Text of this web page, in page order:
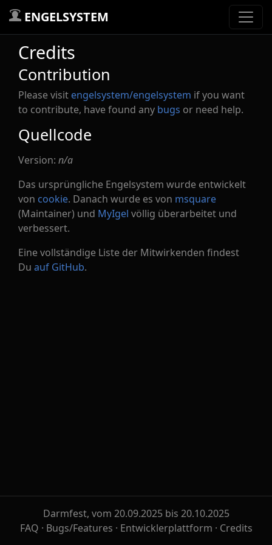
ENGELSYSTEM
Credits
Contribution
Please visit engelsystem/engelsystem if you want
to contribute, have found any bugs or need help.
Quellcode
Version: n/a
Das ursprüngliche Engelsystem wurde entwickelt
von cookie. Danach wurde es von msquare
(Maintainer) und MyIgel völlig überarbeitet und
verbessert.
Eine vollständige Liste der Mitwirkenden findest
Du auf GitHub.
Darmfest, vom 20.09.2025 bis 20.10.2025
FAQ · Bugs/Features · Entwicklerplattform · Credits